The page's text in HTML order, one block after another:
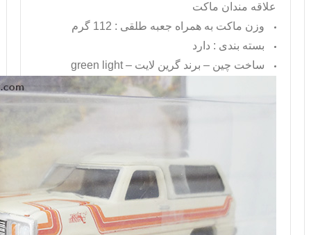
علاقه مندان ماکت
وزن ماکت به همراه جعبه طلقی : 112 گرم
بسته بندی : دارد
ساخت چین – برند گرین لایت –green light